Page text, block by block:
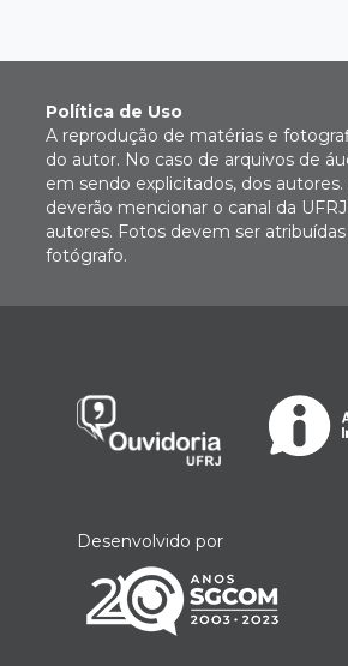
Política de Uso
A reprodução de matérias e
do autor. No caso de arquivos de
em sendo explicitados, dos
deverão mencionar o canal da
autores. Fotos devem ser
fotógrafo.
Desenvolvido por